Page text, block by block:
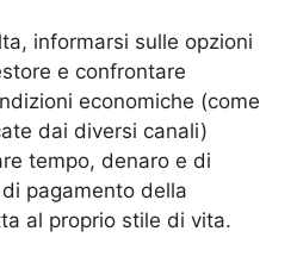
informarsi sulle opzioni
e confrontare
economiche (come
dai diversi canali)
tempo, denaro e di
pagamento della
al proprio stile di vita.